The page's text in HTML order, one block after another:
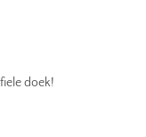
doek!